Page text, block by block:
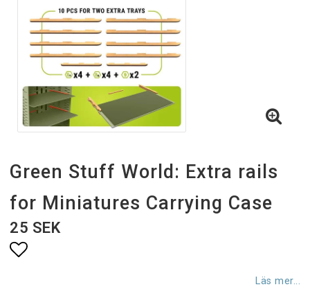
Green Stuff World: Extra rails
for Miniatures Carrying Case
25 SEK
Läs mer...